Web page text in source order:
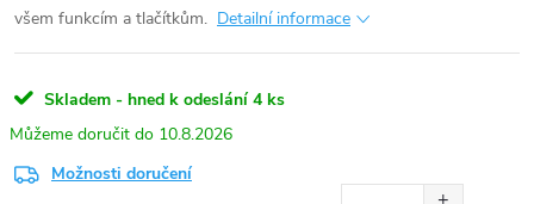
všem funkcím a tlačítkům. Detailní informace
Skladem - hned k odeslání 4 ks
10.8.2026
Možnosti doručení